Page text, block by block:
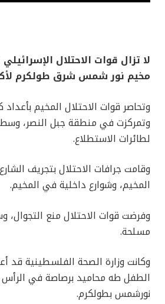
لا تزال قوات الاحتلال
مخيم نور شمس شرق طولكرم لأكثر من 8
وتحاصر قوات الاحتلال المخيم بأعداد
وتمركزت في منطقة جبل النصر،
لطائرات الاستطلاع.
وقامت جرافات الاحتلال بتجريف
المخيم، وشوارع داخلية في المخيم.
وفرضت قوات الاحتلال منع التجوال،
مسلحة.
وكانت وزارة الصحة الفلسطينية قد
نورشمس بطولكرم.